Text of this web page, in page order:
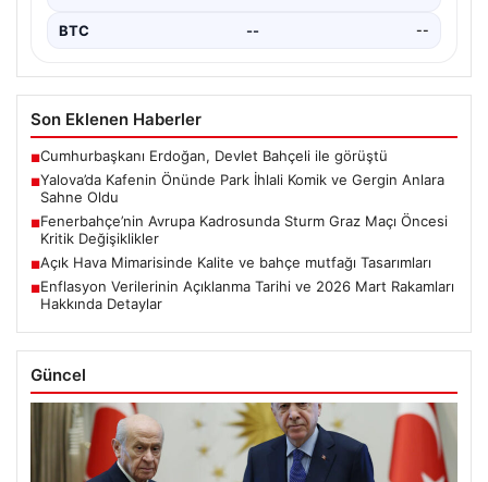
BTC -- --
Son Eklenen Haberler
■Cumhurbaşkanı Erdoğan, Devlet Bahçeli ile görüştü
■Yalova’da Kafenin Önünde Park İhlali Komik ve Gergin Anlara
Sahne Oldu
■Fenerbahçe’nin Avrupa Kadrosunda Sturm Graz Maçı Öncesi
Kritik Değişiklikler
■Açık Hava Mimarisinde Kalite ve bahçe mutfağı Tasarımları
■Enflasyon Verilerinin Açıklanma Tarihi ve 2026 Mart Rakamları
Hakkında Detaylar
Güncel